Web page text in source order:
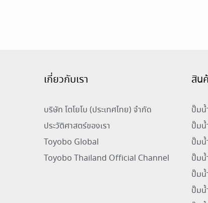
เกี่ยวกับเรา
บริษัท โตโยโบ (ประเทศไทย) จำกัด
ประวัติศาสตร์ของเรา
Toyobo Global
Toyobo Thailand Official Channel
สิน
ปั๊มน้
ปั๊มน้
ปั๊มน้
ปั๊มน้
ปั๊มน้
ปั๊มน้